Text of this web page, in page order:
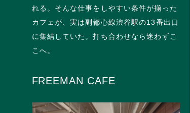
れる。そんな仕事をしやすい条件が揃った
カフェが、実は副都心線渋谷駅の13番出口
に集結していた。打ち合わせなら迷わずこ
こへ。
FREEMAN CAFE